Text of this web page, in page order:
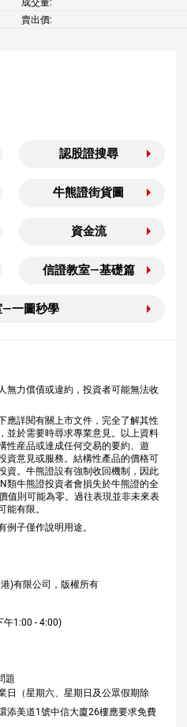
成交量:
賣出價:
認股證搜尋
牛熊證街貨圖
資金流
信證教室—基礎篇
—一圖秒學
無力償債或違約，投資者可能無法收
應詳閱有關上市文件，完全了解其性
並於需要時尋求專業意見。以上資料
性産品或達成任何交易的要約、遊
資意見或服務。結構性產品的價格可
資。牛熊證設有強制收回機制，因此
類牛熊證投資者會損失於牛熊證的全
值則可能為零。過往表現並非未來表
能有限。
例子僅作說明用途。
)有限公司，版權所有
午1:00 - 4:00)
題
日（星期六、星期日及公眾假期除
添美道1號中信大廈26樓應要求免費